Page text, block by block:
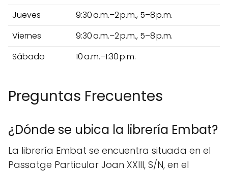
Jueves
9:30 a.m.–2 p.m., 5–8 p.m.
Viernes
9:30 a.m.–2 p.m., 5–8 p.m.
Sábado
10 a.m.–1:30 p.m.
Preguntas Frecuentes
¿Dónde se ubica la librería Embat?
La librería Embat se encuentra situada en el
Passatge Particular Joan XXIII, S/N, en el